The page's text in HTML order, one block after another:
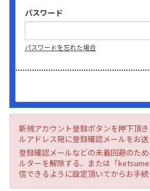
パスワード
パスワードを忘れた場合
新規アカウント登録ボタンを押下頂
ルアドレス宛に登録確認メールをお送
登録確認メールなどの未着回避のた
ルターを解除する、または「
信できるように設定頂いてからお手続